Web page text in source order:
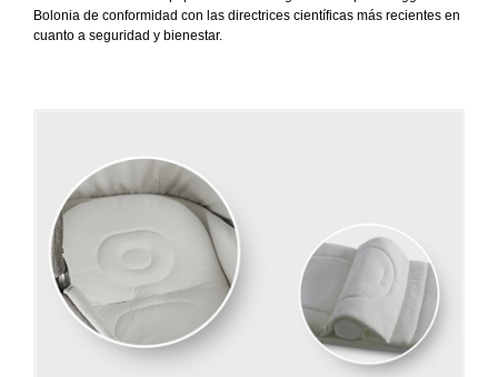
Bolonia de conformidad con las directrices científicas más recientes en
cuanto a seguridad y bienestar.